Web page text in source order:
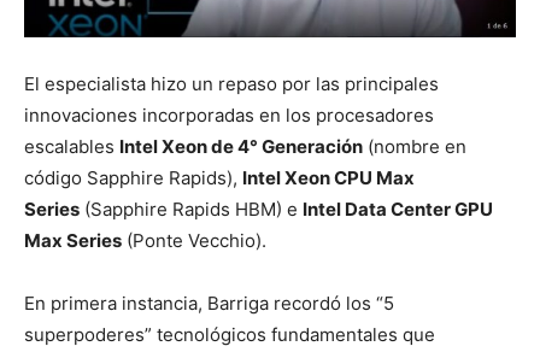
El especialista hizo un repaso por las principales
innovaciones incorporadas en los procesadores
escalables Intel Xeon de 4° Generación (nombre en
código Sapphire Rapids), Intel Xeon CPU Max
Series (Sapphire Rapids HBM) e Intel Data Center GPU
Max Series (Ponte Vecchio).
En primera instancia, Barriga recordó los “5
superpoderes” tecnológicos fundamentales que